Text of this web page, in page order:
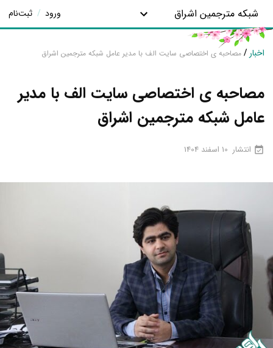
شبکه مترجمین اشراق ورود / ثبت‌نام
اخبار / مصاحبه ی اختصاصی سایت الف با مدیر عامل شبکه مترجمین اشراق
مصاحبه ی اختصاصی سایت الف با مدیر
عامل شبکه مترجمین اشراق
انتشار 10 اسفند 1404